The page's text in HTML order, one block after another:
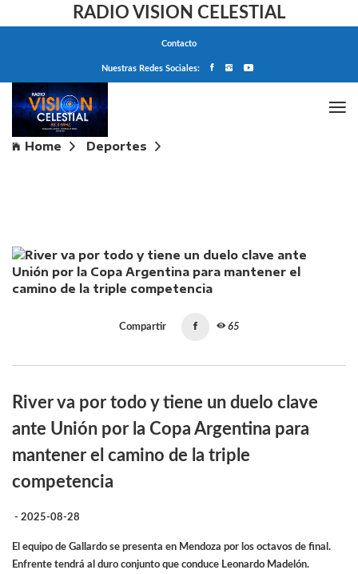
RADIO VISION CELESTIAL
Contacto
Nuestras Redes Sociales:
Home
Deportes
Compartir 65
River va por todo y tiene un duelo clave
ante Unión por la Copa Argentina para
mantener el camino de la triple
competencia
- 2025-08-28
El equipo de Gallardo se presenta en Mendoza por los octavos de final.
Enfrente tendrá al duro conjunto que conduce Leonardo Madelón.